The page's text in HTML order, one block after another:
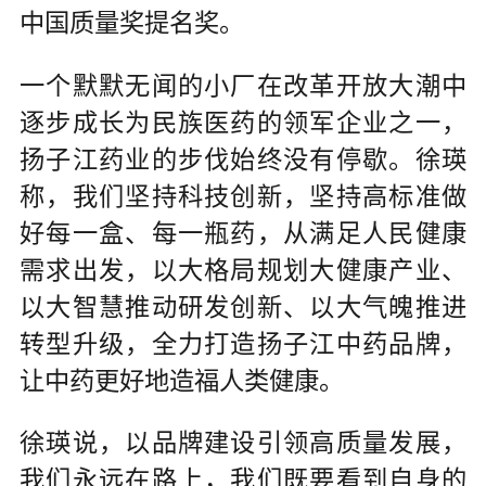
中国质量奖提名奖。
一个默默无闻的小厂在改革开放大潮中
逐步成长为民族医药的领军企业之一，
扬子江药业的步伐始终没有停歇。徐瑛
称，我们坚持科技创新，坚持高标准做
好每一盒、每一瓶药，从满足人民健康
需求出发，以大格局规划大健康产业、
以大智慧推动研发创新、以大气魄推进
转型升级，全力打造扬子江中药品牌，
让中药更好地造福人类健康。
徐瑛说，以品牌建设引领高质量发展，
我们永远在路上，我们既要看到自身的